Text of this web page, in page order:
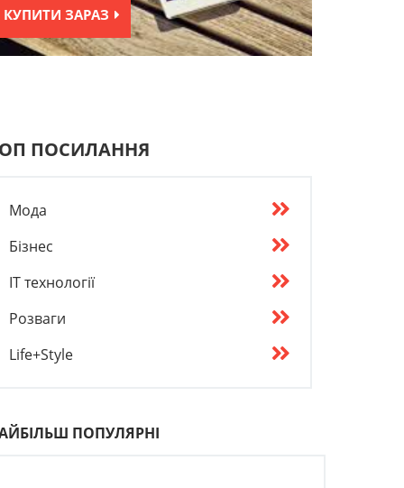
КУПИТИ ЗАРАЗ
ПОСИЛАННЯ
Мода
Бізнес
IT технології
Розваги
Life+Style
ПОПУЛЯРНІ